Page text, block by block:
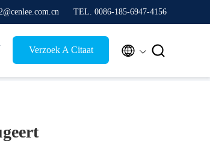
TEL. 0086-185-6947-4156
Verzoek A Citaat  